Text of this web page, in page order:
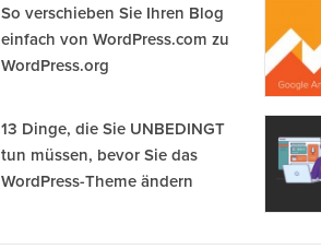
So verschieben Sie Ihren Blog
einfach von WordPress.com zu
WordPress.org
13 Dinge, die Sie UNBEDINGT
tun müssen, bevor Sie das
WordPress-Theme ändern